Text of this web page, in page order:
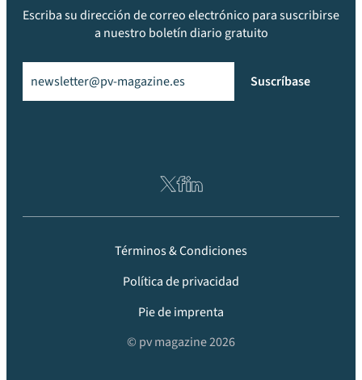
Escriba su dirección de correo electrónico para suscribirse
a nuestro boletín diario gratuito
Suscríbase
Términos & Condiciones
Política de privacidad
Pie de imprenta
© pv magazine 2026